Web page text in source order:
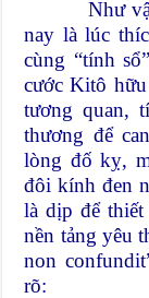
Như vậy,
nay là lúc
cùng “tính
cước Kitô hữu
tương quan,
thương để
lòng đố kỵ,
đôi kính đen
là dịp để
nền tảng yêu
non
rõ: